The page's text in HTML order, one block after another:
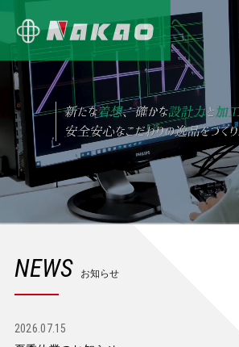
NEWS お知らせ
2026.07.15